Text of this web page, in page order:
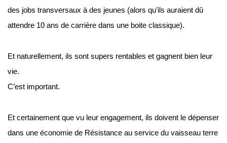
des jobs transversaux à des jeunes (alors qu’ils auraient dû
attendre 10 ans de carrière dans une boite classique).
Et naturellement, ils sont supers rentables et gagnent bien leur
vie.
C’est important.
Et certainement que vu leur engagement, ils doivent le dépenser
dans une économie de Résistance au service du vaisseau terre